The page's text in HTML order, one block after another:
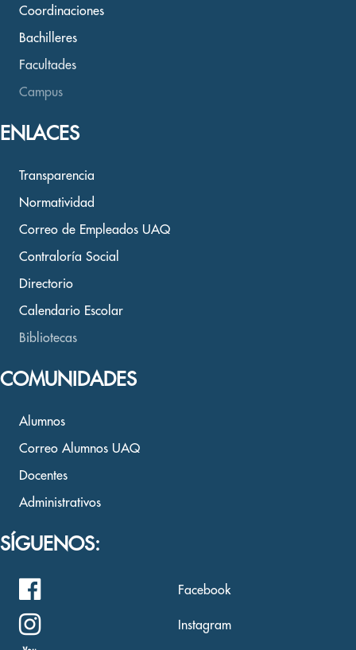
Coordinaciones
Bachilleres
Facultades
Campus
ENLACES
Transparencia
Normatividad
Correo de Empleados UAQ
Contraloría Social
Directorio
Calendario Escolar
Bibliotecas
COMUNIDADES
Alumnos
Correo Alumnos UAQ
Docentes
Administrativos
SÍGUENOS:
Facebook
Instagram